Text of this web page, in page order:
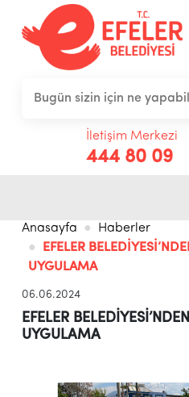
İletişim Merkezi
444 80 09
Anasayfa
Haberler
EFELER
UYGULAMA
06.06.2024
EFELER
UYGULAMA